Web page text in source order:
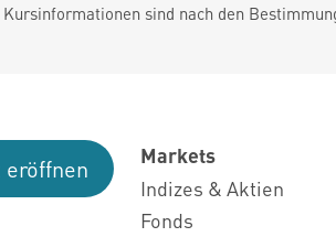
sind nach den
Markets
Indizes & Aktien
Fonds